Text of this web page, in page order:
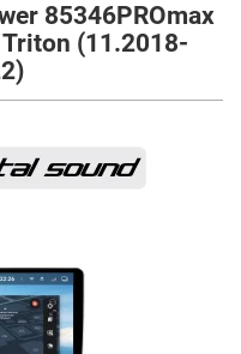
85346PROmax
(11.2018-